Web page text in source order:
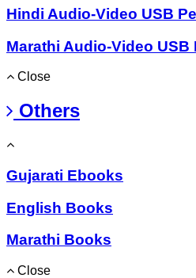
Hindi Audio-Video USB
Marathi Audio-Video USB
Close
Others
Gujarati Ebooks
English Books
Marathi Books
Close